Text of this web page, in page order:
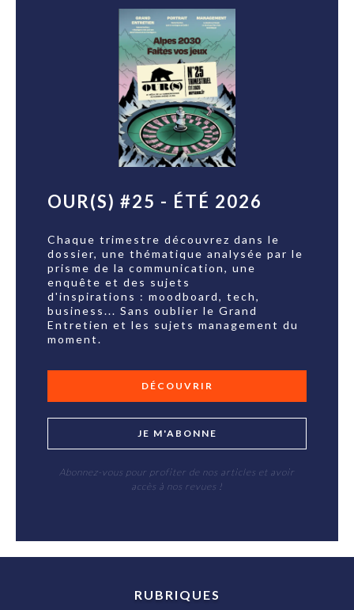
OUR(S) #25 - ÉTÉ 2026
Chaque trimestre découvrez dans le
dossier, une thématique analysée par le
prisme de la communication, une
enquête et des sujets
d'inspirations : moodboard, tech,
business... Sans oublier le Grand
Entretien et les sujets management du
moment.
DÉCOUVRIR
JE M'ABONNE
Abonnez-vous pour profiter de nos articles et avoir
accès à nos revues !
RUBRIQUES